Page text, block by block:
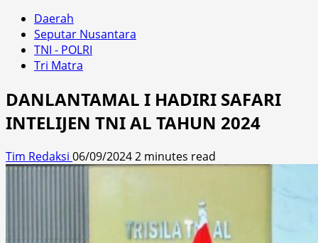
Daerah
Seputar Nusantara
TNI - POLRI
Tri Matra
DANLANTAMAL I HADIRI SAFARI
INTELIJEN TNI AL TAHUN 2024
Tim Redaksi 06/09/20242 minutes read